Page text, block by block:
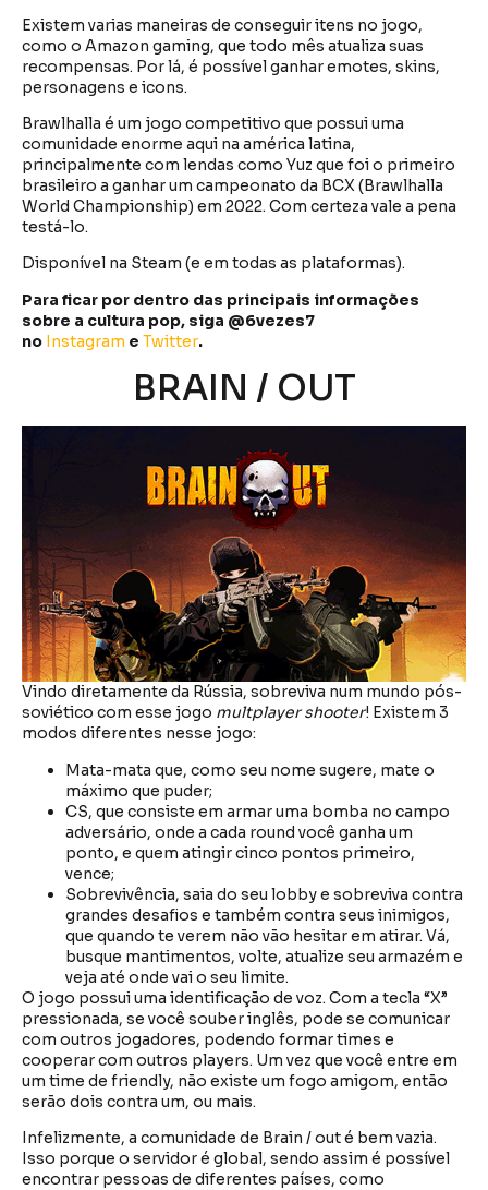
Existem varias maneiras de conseguir itens no jogo,
como o Amazon gaming, que todo mês atualiza suas
recompensas. Por lá, é possível ganhar emotes, skins,
personagens e icons.
Brawlhalla é um jogo competitivo que possui uma
comunidade enorme aqui na américa latina,
principalmente com lendas como Yuz que foi o primeiro
brasileiro a ganhar um campeonato da BCX (Brawlhalla
World Championship) em 2022. Com certeza vale a pena
testá-lo.
Disponível na Steam (e em todas as plataformas).
Para ficar por dentro das principais informações
sobre a cultura pop, siga @6vezes7
no Instagram e Twitter.
BRAIN / OUT
Vindo diretamente da Rússia, sobreviva num mundo pós-
soviético com esse jogo multplayer shooter! Existem 3
modos diferentes nesse jogo:
Mata-mata que, como seu nome sugere, mate o
máximo que puder;
CS, que consiste em armar uma bomba no campo
adversário, onde a cada round você ganha um
ponto, e quem atingir cinco pontos primeiro,
vence;
Sobrevivência, saia do seu lobby e sobreviva contra
grandes desafios e também contra seus inimigos,
que quando te verem não vão hesitar em atirar. Vá,
busque mantimentos, volte, atualize seu armazém e
veja até onde vai o seu limite.
O jogo possui uma identificação de voz. Com a tecla “X”
pressionada, se você souber inglês, pode se comunicar
com outros jogadores, podendo formar times e
cooperar com outros players. Um vez que você entre em
um time de friendly, não existe um fogo amigom, então
serão dois contra um, ou mais.
Infelizmente, a comunidade de Brain / out é bem vazia.
Isso porque o servidor é global, sendo assim é possível
encontrar pessoas de diferentes países, como